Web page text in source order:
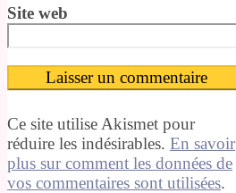
Site web
Ce site utilise Akismet pour
réduire les indésirables. En savoir
plus sur comment les données de
vos commentaires sont utilisées.